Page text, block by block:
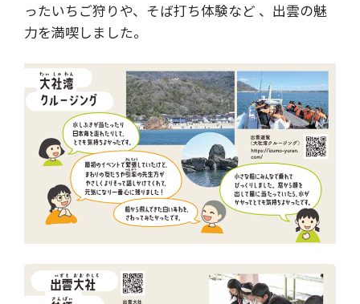
ったいちご狩りや、そば打ち体験など 、出雲の魅
力を満喫しました。